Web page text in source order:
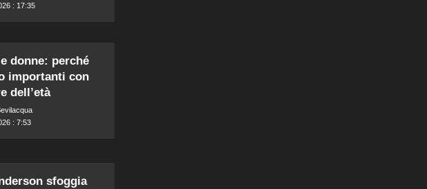
: 17:35
donne: perché
importanti con
dell’età
: 7:53
sfoggia